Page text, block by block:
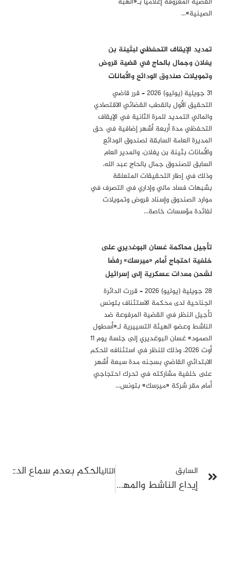
الصينية»…
تمديد الإيقاف التحفظي لبثينة بن
يغلان وجمال بالحاج في قضية قروض
وتمويلات صندوق الودائع والأمانات
31 جويلية (يوليو) 2026 – قرر قاضي
التحقيق الأول بالقطب القضائي الاقتصادي
والمالي التمديد للمرة الثانية في الإيقاف
التحفظي مدة أربعة أشهر إضافية في حق
المديرة العامة السابقة لصندوق الودائع
والأمانات بثينة بن يغلان، والمدير العام
السابق للصندوق جمال بالحاج عبد الله،
وذلك في إطار التحقيقات المتعلقة
بشبهات فساد مالي وإداري في التصرف في
موارد الصندوق وإسناد قروض وتمويلات
لفائدة مؤسسات خاصة…
تأجيل محاكمة غسان البوغديري على
خلفية احتجاج أمام «ميرسك» رفضًا
لشحن معدات عسكرية إلى إسرائيل
28 جويلية (يوليو) 2026 – قررت الدائرة
الجناحية لدى محكمة الاستئناف بتونس
تأجيل النظر في القضية المرفوعة ضد
الناشط وعضو الهيئة التسييرية لـ«أسطول
الصمود» غسان البوغديري إلى جلسة يوم 11
أوت 2026، وذلك للنظر في استئنافه للحكم
الابتدائي القاضي بسجنه مدة سبعة أشهر
على خلفية مشاركته في تحرك احتجاجي
أمام مقر شركة «ميرسك» بتونس…
السابق
إيداع الناشط والمهندس خالد حڨيڨة السجن إثر مشاركته في احتجاج داعم لغزة
التاليالحكم بعدم سماع